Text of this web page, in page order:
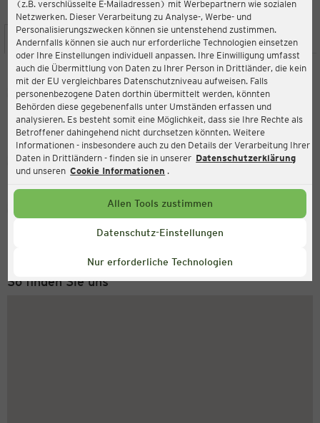
(z.B. verschlüsselte E-Mailadressen) mit Werbepartnern wie sozialen
Netzwerken. Dieser Verarbeitung zu Analyse-, Werbe- und
Personalisierungszwecken können sie untenstehend zustimmen.
Andernfalls können sie auch nur erforderliche Technologien einsetzen
oder Ihre Einstellungen individuell anpassen. Ihre Einwilligung umfasst
auch die Übermittlung von Daten zu Ihrer Person in Drittländer, die kein
mit der EU vergleichbares Datenschutzniveau aufweisen. Falls
personenbezogene Daten dorthin übermittelt werden, könnten
Behörden diese gegebenenfalls unter Umständen erfassen und
analysieren. Es besteht somit eine Möglichkeit, dass sie Ihre Rechte als
Betroffener dahingehend nicht durchsetzen könnten. Weitere
Informationen - insbesondere auch zu den Details der Verarbeitung Ihrer
Daten in Drittländern - finden sie in unserer Datenschutzerklärung
und unseren Cookie Informationen .
Allen Tools zustimmen
Datenschutz-Einstellungen
Nur erforderliche Technologien
4,3
Bewertung:
STANDORT SERVICES SORTIMENT AKTIONEN
Ernsting's family
Gereonstraße 147, 52391 Vettweiß
Aktuell:
Geschlossen
Service Hotline
+49 (0) 2546 / 98 999 98
So finden Sie uns